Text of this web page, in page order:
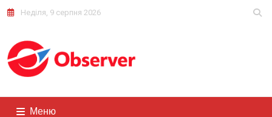
Неділя, 9 серпня 2026
Меню